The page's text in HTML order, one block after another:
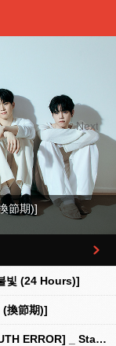
Next
節期)]
빛 (24 Hours)]
換節期)]
FLARE U (플레어 유) 1st Mini Album [YOUTH ERROR] _ Stationery Kit Ver.
더보기